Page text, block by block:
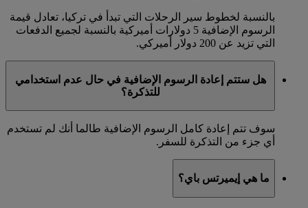
بالنسبة لخطوط سير الرحلات التي تبدأ في تركيا، تعادل قيمة
الرسوم الإضافية 5 دولارات أميركية بالنسبة لجميع الدفعات
التي تزيد عن 200 دولار أميركي.
هل ستتم إعادة الرسوم الإضافية في حال عدم استخدامي
للتذكرة؟
سوف تتم إعادة كامل الرسوم الإضافية طالما أنك لم تستخدم
أي جزء من التذكرة للسفر.
ما هي إيميرتس باي؟